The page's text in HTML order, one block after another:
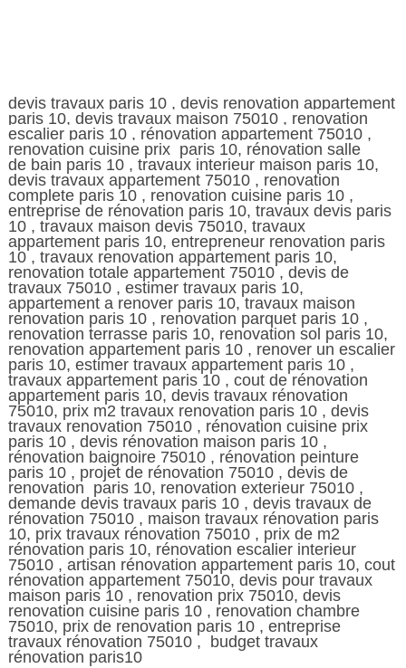
devis travaux paris 10 , devis renovation appartement
paris 10, devis travaux maison 75010 , renovation
escalier paris 10 , rénovation appartement 75010 ,
renovation cuisine prix paris 10, rénovation salle
de bain paris 10 , travaux interieur maison paris 10,
devis travaux appartement 75010 , renovation
complete paris 10 , renovation cuisine paris 10 ,
entreprise de rénovation paris 10, travaux devis paris
10 , travaux maison devis 75010, travaux
appartement paris 10, entrepreneur renovation paris
10 , travaux renovation appartement paris 10,
renovation totale appartement 75010 , devis de
travaux 75010 , estimer travaux paris 10,
appartement a renover paris 10, travaux maison
renovation paris 10 , renovation parquet paris 10 ,
renovation terrasse paris 10, renovation sol paris 10,
renovation appartement paris 10 , renover un escalier
paris 10, estimer travaux appartement paris 10 ,
travaux appartement paris 10 , cout de rénovation
appartement paris 10, devis travaux rénovation
75010, prix m2 travaux renovation paris 10 , devis
travaux renovation 75010 , rénovation cuisine prix
paris 10 , devis rénovation maison paris 10 ,
rénovation baignoire 75010 , rénovation peinture
paris 10 , projet de rénovation 75010 , devis de
renovation paris 10, renovation exterieur 75010 ,
demande devis travaux paris 10 , devis travaux de
rénovation 75010 , maison travaux rénovation paris
10, prix travaux rénovation 75010 , prix de m2
rénovation paris 10, rénovation escalier interieur
75010 , artisan rénovation appartement paris 10, cout
rénovation appartement 75010, devis pour travaux
maison paris 10 , renovation prix 75010, devis
renovation cuisine paris 10 , renovation chambre
75010, prix de renovation paris 10 , entreprise
travaux rénovation 75010 , budget travaux
rénovation paris10